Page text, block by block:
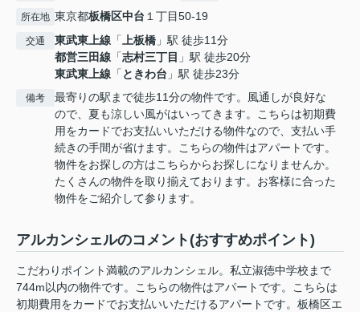
所在地 東京都板橋区中台 １丁目50-19
交通 東武東上線 「 上板橋 」駅 徒歩11分
都営三田線 「志村三丁目 」駅 徒歩20分
東武東上線 「 ときわ台 」駅 徒歩23分
備考
最寄りの駅まで徒歩11分の物件です。風通しが良好な
ので、夏も涼しい風がはいってきます。こちらは初期費
用をカードでお支払いいただける物件なので、支払い手
続きの手間が省けます。こちらの物件はアパートです。
物件をお探しの方はこちらからお探しになりませんか。
たくさんの物件を取り揃えております。お客様に合った
物件をご紹介して参ります。
アルカンシェルのコメント(おすすめポイント)
こだわりポイント満載のアルカンシェル。私立淑徳中学校まで
744m以内の物件です。こちらの物件はアパートです。こちらは
初期費用をカードでお支払いいただけるアパートです。板橋区エ